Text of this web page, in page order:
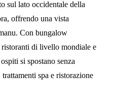
sul lato occidentale della
offrendo una vista
Con bungalow
di livello mondiale e
si spostano senza
spa e ristorazione